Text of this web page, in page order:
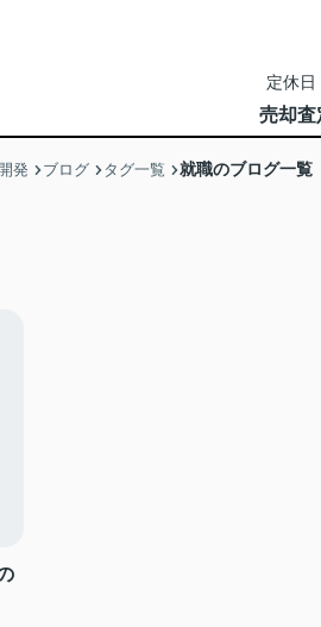
定休日
売却査
発 ブログ タグ一覧 就職のブログ一覧